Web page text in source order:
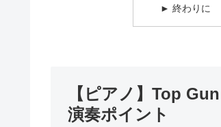
► 終わりに
【ピアノ】Top
演奏ポイント